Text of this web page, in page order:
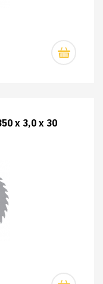
x 3,0 x 30